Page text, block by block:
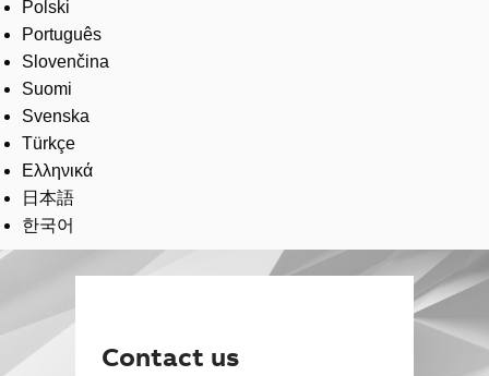
Polski
Português
Slovenčina
Suomi
Svenska
Türkçe
Ελληνικά
日本語
한국어
Contact us